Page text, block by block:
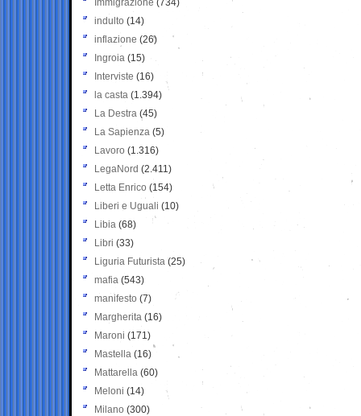
Immigrazione (734)
indulto (14)
inflazione (26)
Ingroia (15)
Interviste (16)
la casta (1.394)
La Destra (45)
La Sapienza (5)
Lavoro (1.316)
LegaNord (2.411)
Letta Enrico (154)
Liberi e Uguali (10)
Libia (68)
Libri (33)
Liguria Futurista (25)
mafia (543)
manifesto (7)
Margherita (16)
Maroni (171)
Mastella (16)
Mattarella (60)
Meloni (14)
Milano (300)